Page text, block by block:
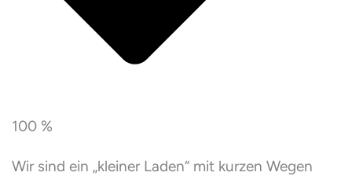
100 %
Wir sind ein „kleiner Laden“ mit kurzen Wegen